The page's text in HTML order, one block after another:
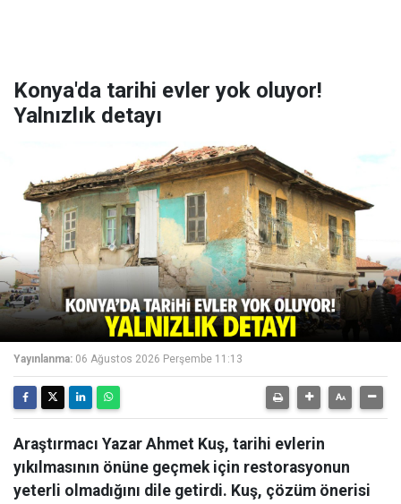
Konya'da tarihi evler yok oluyor!
Yalnızlık detayı
Yayınlanma: 06 Ağustos 2026 Perşembe 11:13
Araştırmacı Yazar Ahmet Kuş, tarihi evlerin
yıkılmasının önüne geçmek için restorasyonun
yeterli olmadığını dile getirdi. Kuş, çözüm önerisi